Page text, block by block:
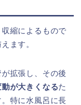
縮によるもので
ます。
拡張し、その後
動が大きくなるた
特に水風呂に長